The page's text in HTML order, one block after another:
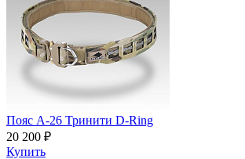
Пояс A-26 Тринити D-Ring
20 200 ₽
Купить